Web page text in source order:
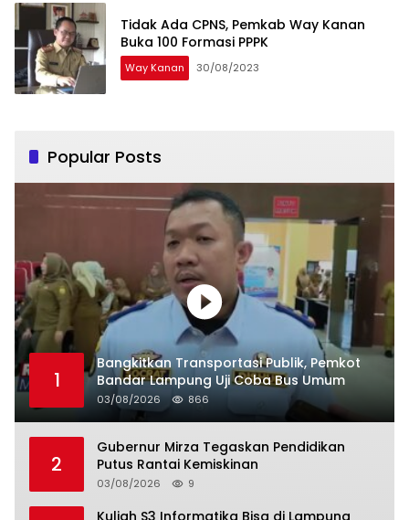
Tidak Ada CPNS, Pemkab Way Kanan
Buka 100 Formasi PPPK
Way Kanan 30/08/2023
Popular Posts
1
Bangkitkan Transportasi Publik, Pemkot
Bandar Lampung Uji Coba Bus Umum
03/08/2026 866
2
Gubernur Mirza Tegaskan Pendidikan
Putus Rantai Kemiskinan
03/08/2026 9
Kuliah S3 Informatika Bisa di Lampung